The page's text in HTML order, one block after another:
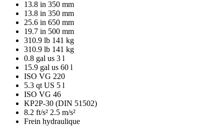
13.8 in 350 mm
13.8 in 350 mm
25.6 in 650 mm
19.7 in 500 mm
310.9 lb 141 kg
310.9 lb 141 kg
0.8 gal us 3 l
15.9 gal us 60 l
ISO VG 220
5.3 qt US 5 l
ISO VG 46
KP2P-30 (DIN 51502)
8.2 ft/s² 2.5 m/s²
Frein hydraulique